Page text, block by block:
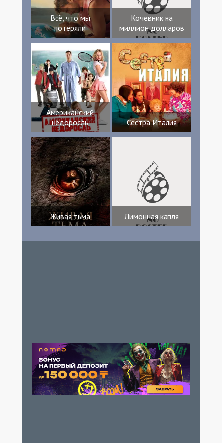
Всё, что мы
потеряли
Кочевник на
миллион долларов
Американский
недоросль
Сестра Италия
Живая тьма Лимонная капля